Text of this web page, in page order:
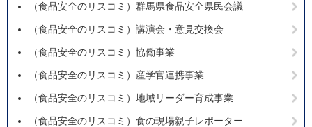
（食品安全のリスコミ）群馬県食品安全県民会議
（食品安全のリスコミ）講演会・意見交換会
（食品安全のリスコミ）協働事業
（食品安全のリスコミ）産学官連携事業
（食品安全のリスコミ）地域リーダー育成事業
（食品安全のリスコミ）食の現場親子レポーター